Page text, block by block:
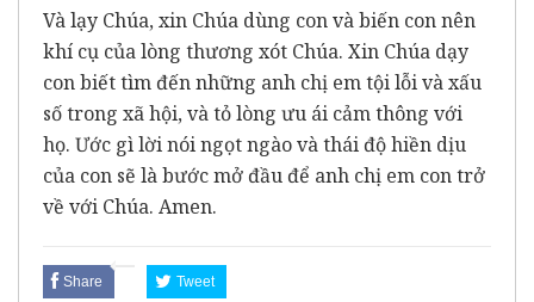
Và lạy Chúa, xin Chúa dùng con và biến con nên
khí cụ của lòng thương xót Chúa. Xin Chúa dạy
con biết tìm đến những anh chị em tội lỗi và xấu
số trong xã hội, và tỏ lòng ưu ái cảm thông với
họ. Ước gì lời nói ngọt ngào và thái độ hiền dịu
của con sẽ là bước mở đầu để anh chị em con trở
về với Chúa. Amen.
Share Tweet